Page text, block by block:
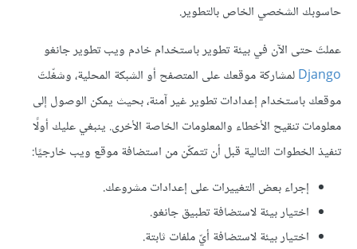
حاسوبك الشخصي الخاص بالتطوير.
عملتَ حتى الآن في بيئة تطوير باستخدام خادم ويب تطوير جانغو
Djangoلمشاركة موقعك على المتصفح أو الشبكة المحلية، وشغّلتَ
موقعك باستخدام إعدادات تطوير غير آمنة، بحيث يمكن الوصول إلى
معلومات تنقيح الأخطاء والمعلومات الخاصة الأخرى. ينبغي عليك أولًا
تنفيذ الخطوات التالية قبل أن تتمكّن من استضافة موقع ويب خارجيًا:
إجراء بعض التغييرات على إعدادات مشروعك.
اختيار بيئة لاستضافة تطبيق جانغو.
اختيار بيئة لاستضافة أيّ ملفات ثابتة.